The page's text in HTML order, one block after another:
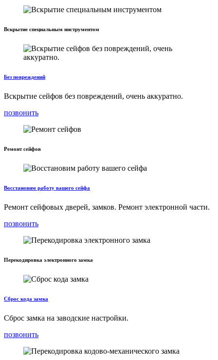
Вскрытие специальным инструментом
Без повреждений
Вскрытие сейфов без повреждений, очень аккуратно.
позвонить
Ремонт сейфов
Восстановим работу вашего сейфа
Ремонт сейфовых дверей, замков. Ремонт электронной части.
позвонить
Перекодировка электронного замка
Сброс кода замка
Сброс замка на заводские настройки.
позвонить